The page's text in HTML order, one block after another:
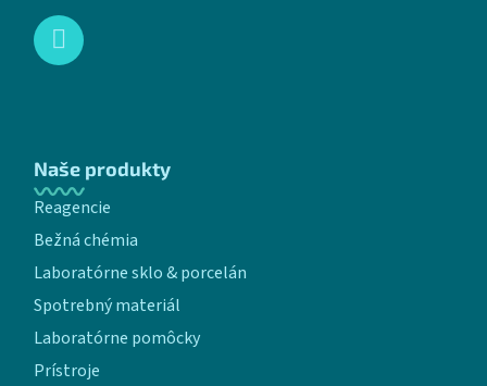
Naše produkty
Reagencie
Bežná chémia
Laboratórne sklo & porcelán
Spotrebný materiál
Laboratórne pomôcky
Prístroje